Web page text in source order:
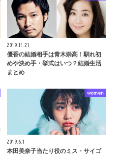
2019.11.21
優香の結婚相手は青木崇高！馴れ初
めや決め手・挙式はいつ？結婚生活
まとめ
women
2019.6.1
本田美奈子当たり役のミス・サイゴ